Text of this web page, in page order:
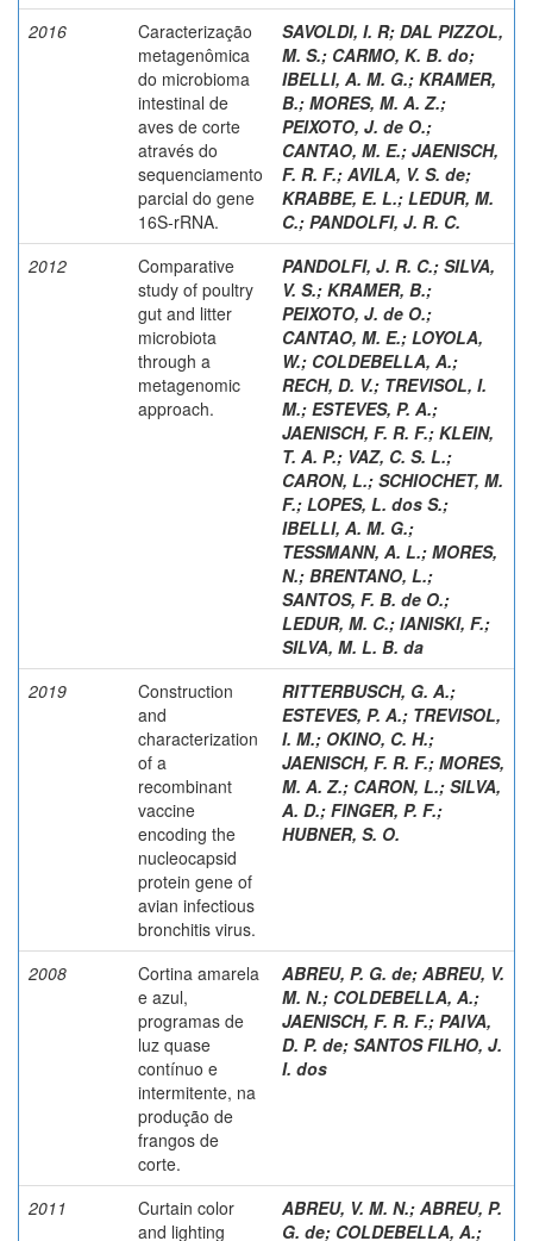
2016
Caracterização
metagenômica
do microbioma
intestinal de
aves de corte
através do
sequenciamento
parcial do gene
16S-rRNA.
SAVOLDI, I. R; DAL PIZZOL,
M. S.; CARMO, K. B. do;
IBELLI, A. M. G.; KRAMER,
B.; MORES, M. A. Z.;
PEIXOTO, J. de O.;
CANTAO, M. E.; JAENISCH,
F. R. F.; AVILA, V. S. de;
KRABBE, E. L.; LEDUR, M.
C.; PANDOLFI, J. R. C.
2012
Comparative
study of poultry
gut and litter
microbiota
through a
metagenomic
approach.
PANDOLFI, J. R. C.; SILVA,
V. S.; KRAMER, B.;
PEIXOTO, J. de O.;
CANTAO, M. E.; LOYOLA,
W.; COLDEBELLA, A.;
RECH, D. V.; TREVISOL, I.
M.; ESTEVES, P. A.;
JAENISCH, F. R. F.; KLEIN,
T. A. P.; VAZ, C. S. L.;
CARON, L.; SCHIOCHET, M.
F.; LOPES, L. dos S.;
IBELLI, A. M. G.;
TESSMANN, A. L.; MORES,
N.; BRENTANO, L.;
SANTOS, F. B. de O.;
LEDUR, M. C.; IANISKI, F.;
SILVA, M. L. B. da
2019
Construction
and
characterization
of a
recombinant
vaccine
encoding the
nucleocapsid
protein gene of
avian infectious
bronchitis virus.
RITTERBUSCH, G. A.;
ESTEVES, P. A.; TREVISOL,
I. M.; OKINO, C. H.;
JAENISCH, F. R. F.; MORES,
M. A. Z.; CARON, L.; SILVA,
A. D.; FINGER, P. F.;
HUBNER, S. O.
2008
Cortina amarela
e azul,
programas de
luz quase
contínuo e
intermitente, na
produção de
frangos de
corte.
ABREU, P. G. de; ABREU, V.
M. N.; COLDEBELLA, A.;
JAENISCH, F. R. F.; PAIVA,
D. P. de; SANTOS FILHO, J.
I. dos
2011
Curtain color
and lighting
ABREU, V. M. N.; ABREU, P.
G. de; COLDEBELLA, A.;